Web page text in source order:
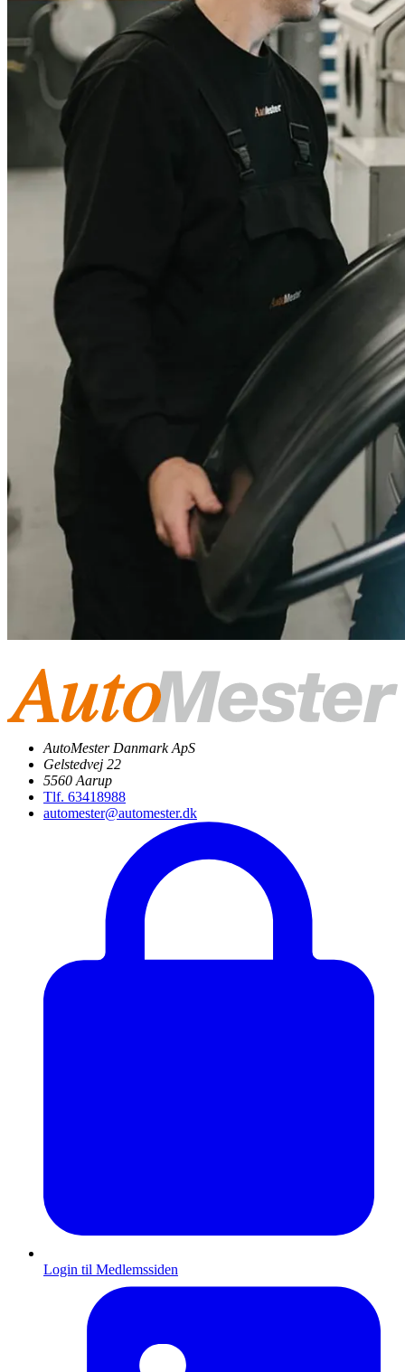
AutoMester Danmark ApS
Gelstedvej 22
5560 Aarup
Tlf. 63418988
automester@automester.dk
Login til Medlemssiden